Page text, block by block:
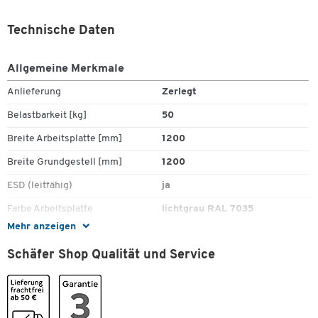
Mehr anzeigen
Technische Daten
Allgemeine Merkmale
Anlieferung Zerlegt
Belastbarkeit [kg] 50
Breite Arbeitsplatte [mm] 1200
Breite Grundgestell [mm] 1200
ESD (leitfähig) ja
Farbe Arbeitsplatte lichtgrau RAL 7035
Farbe Gestell
Gewicht [kg] 11
Höhe Arbeitsplatte [mm]
Höhe Grundgestell [mm]
Schäfer Shop Qualität und Service